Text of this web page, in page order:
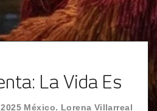
La Vida Es
2025 México. Lorena Villarreal